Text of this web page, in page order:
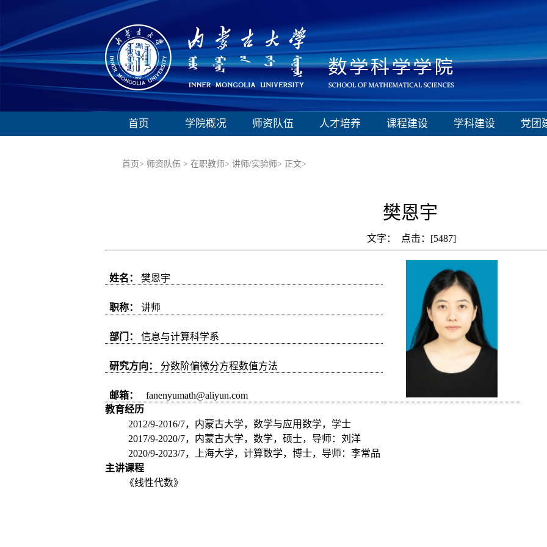
首页 学院概况 师资队伍 人才培养 课程建设 学科建设 党团
首页> 师资队伍 > 在职教师> 讲师/实验师> 正文>
樊恩宇
文字： 点击：[5487]
姓名： 樊恩宇
职称： 讲师
部门： 信息与计算科学系
研究方向： 分数阶偏微分方程数值方法
邮箱：
fanenyumath@aliyun.com
教育经历
2012/9-2016/7，内蒙古大学，数学与应用数学，学士
2017/9-2020/7，内蒙古大学，数学，硕士，导师：刘洋
2020/9-2023/7，上海大学，计算数学，博士，导师：李常品
主讲课程
《线性代数》